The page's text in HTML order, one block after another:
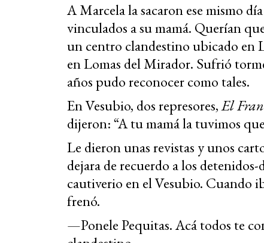
A Marcela la sacaron ese mismo
vinculados a su mamá. Querían
un centro clandestino ubicado en
en Lomas del Mirador. Sufrió
años pudo reconocer como tales.
En Vesubio, dos represores,El
dijeron: “A tu mamá la tuvimos
Le dieron unas revistas y unos
dejara de recuerdo a los
cautiverio en el Vesubio. Cuando
frenó.
—Ponele Pequitas. Acá todos te